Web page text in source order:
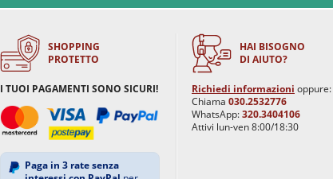
SHOPPING
PROTETTO
I TUOI PAGAMENTI SONO SICURI!
Paga in 3 rate senza
HAI BISOGNO
DI AIUTO?
Richiedi informazioni oppure:
Chiama 030.2532776
WhatsApp:320.3404106
Attivi lun-ven 8:00/18:30